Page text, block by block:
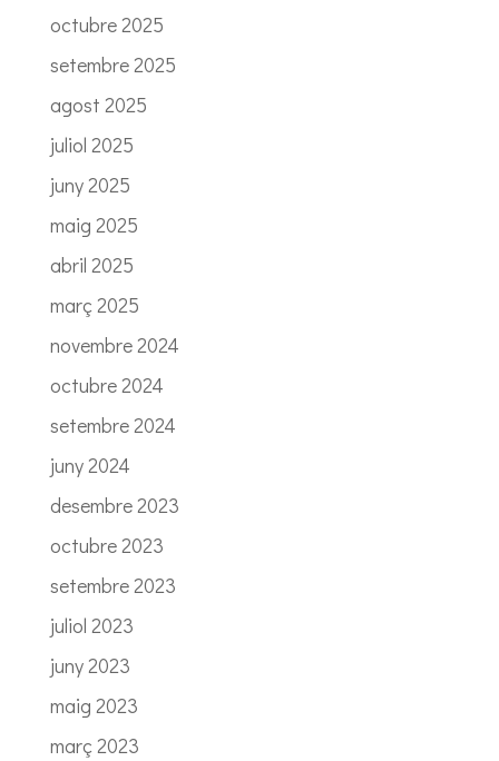
octubre 2025
setembre 2025
agost 2025
juliol 2025
juny 2025
maig 2025
abril 2025
març 2025
novembre 2024
octubre 2024
setembre 2024
juny 2024
desembre 2023
octubre 2023
setembre 2023
juliol 2023
juny 2023
maig 2023
març 2023